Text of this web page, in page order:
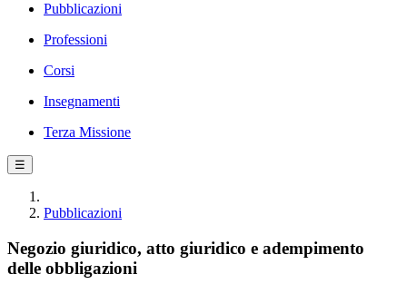
Pubblicazioni
Professioni
Corsi
Insegnamenti
Terza Missione
☰
Pubblicazioni
Negozio giuridico, atto giuridico e adempimento
delle obbligazioni